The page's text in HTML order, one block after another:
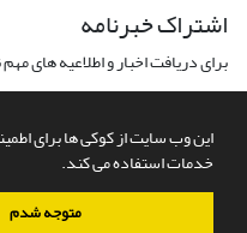
این وب سایت از کوکی ها برای
خدمات استفاده می کند.
متوجه شدم
اشتراک خبرنامه
برای دریافت اخبار و اطلاعیه های